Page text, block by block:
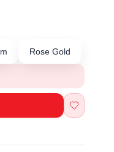
Rose Gold